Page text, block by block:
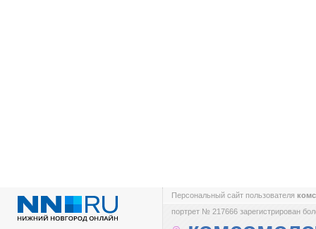
Персональный сайт пользователя
портрет № 217666 зарегистрирован